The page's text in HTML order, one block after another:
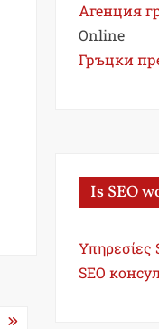
Агенция
Online
Гръцки
Is SEO
Υπηρεσίες
SEO